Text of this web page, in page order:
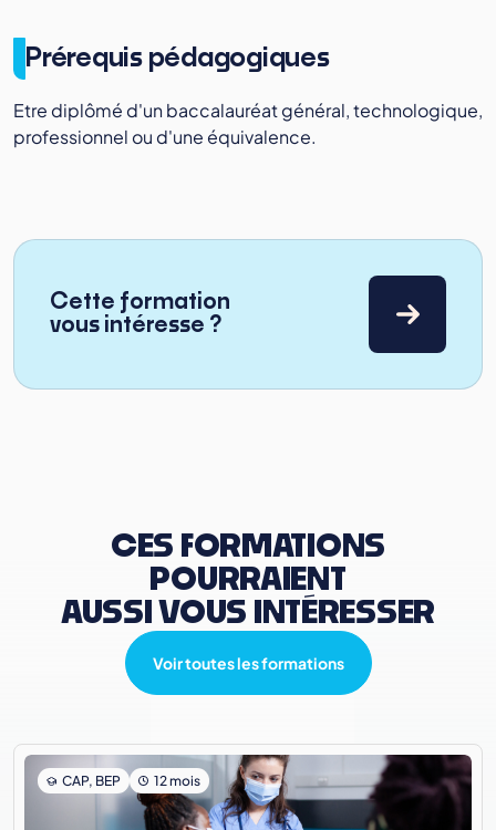
Prérequis pédagogiques
Etre diplômé d'un baccalauréat général, technologique,
professionnel ou d'une équivalence.
Cette formation
vous intéresse ?
CES FORMATIONS
POURRAIENT
AUSSI VOUS INTÉRESSER
Voir toutes les formations
CAP, BEP 12 mois